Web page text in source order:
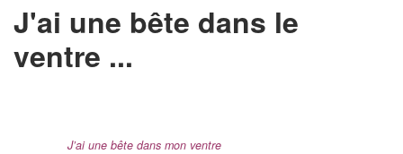
J'ai une bête dans le
ventre ...
J’ai une bête dans mon ventre